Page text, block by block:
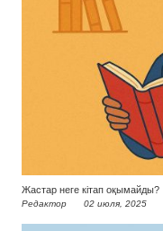
Жастар неге кітап оқымайды?
Редактор 02 июля, 2025